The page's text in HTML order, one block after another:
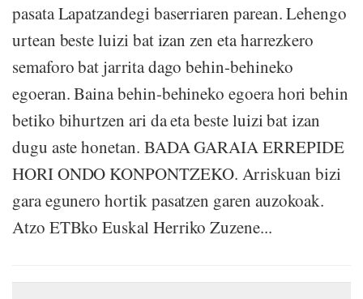
pasata Lapatzandegi baserriaren parean. Lehengo
urtean beste luizi bat izan zen eta harrezkero
semaforo bat jarrita dago behin-behineko
egoeran. Baina behin-behineko egoera hori behin
betiko bihurtzen ari da eta beste luizi bat izan
dugu aste honetan. BADA GARAIA ERREPIDE
HORI ONDO KONPONTZEKO. Arriskuan bizi
gara egunero hortik pasatzen garen auzokoak.
Atzo ETBko Euskal Herriko Zuzene...